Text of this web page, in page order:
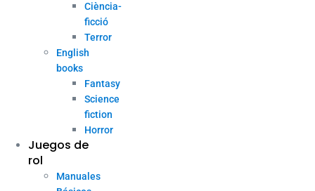
Ciència-
ficció
Terror
English
books
Fantasy
Science
fiction
Horror
Juegos de
rol
Manuales